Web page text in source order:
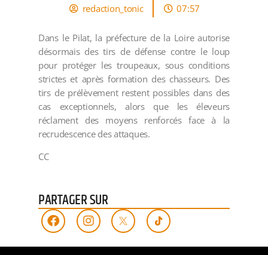
redaction_tonic 07:57
Dans le Pilat, la préfecture de la Loire autorise
désormais des tirs de défense contre le loup
pour protéger les troupeaux, sous conditions
strictes et après formation des chasseurs. Des
tirs de prélèvement restent possibles dans des
cas exceptionnels, alors que les éleveurs
réclament des moyens renforcés face à la
recrudescence des attaques.
CC
PARTAGER SUR